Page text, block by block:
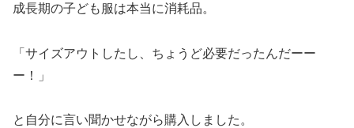
成長期の子ども服は本当に消耗品。
「サイズアウトしたし、ちょうど必要だったんだーー
ー！」
と自分に言い聞かせながら購入しました。